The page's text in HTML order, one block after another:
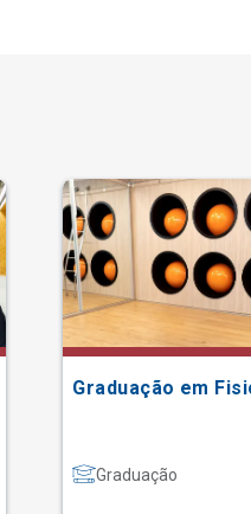
Graduação em
Graduação